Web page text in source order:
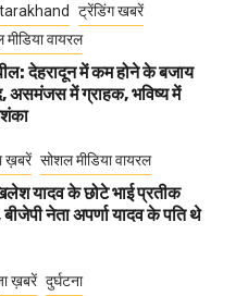
ट्रेंडिंग खबरें
वायरल
देहरादून में कम होने के बजाय
असमंजस में ग्राहक, भविष्य में
ख़बरें सोशल मीडिया वायरल
यादव के छोटे भाई प्रतीक
नेता अपर्णा यादव के पति थे
ख़बरें दुर्घटना